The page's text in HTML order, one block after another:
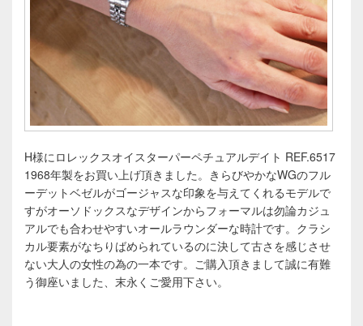
H様にロレックスオイスターパーペチュアルデイト REF.6517
1968年製をお買い上げ頂きました。きらびやかなWGのフル
ーデットベゼルがゴージャスな印象を与えてくれるモデルで
すがオーソドックスなデザインからフォーマルは勿論カジュ
アルでも合わせやすいオールラウンダーな時計です。クラシ
カル要素がなちりばめられているのに決して古さを感じさせ
ない大人の女性の為の一本です。ご購入頂きまして誠に有難
う御座いました、末永くご愛用下さい。